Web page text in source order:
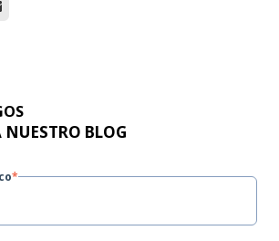
NUESTRO BLOG
*